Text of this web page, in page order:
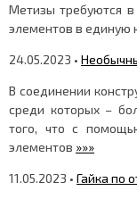
Метизы требуются
элементов в единую
24.05.2023 •
В соединении
среди которых –
того, что с
элементов »»»
11.05.2023 • Гайка по